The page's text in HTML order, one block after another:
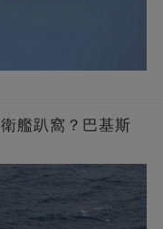
艦趴窩？巴基斯